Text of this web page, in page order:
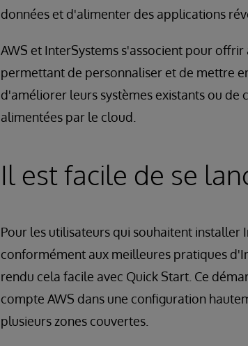
données et d'alimenter des applications
AWS et InterSystems s'associent pour
permettant de personnaliser et de mettre
d'améliorer leurs systèmes existants ou de
alimentées par le cloud.
Il est facile de se
Pour les utilisateurs qui souhaitent installer
conformément aux meilleures pratiques
rendu cela facile avec Quick Start. Ce
compte AWS dans une configuration
plusieurs zones couvertes.